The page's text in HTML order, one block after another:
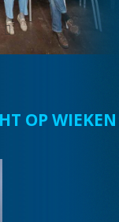
OP WIEKEN